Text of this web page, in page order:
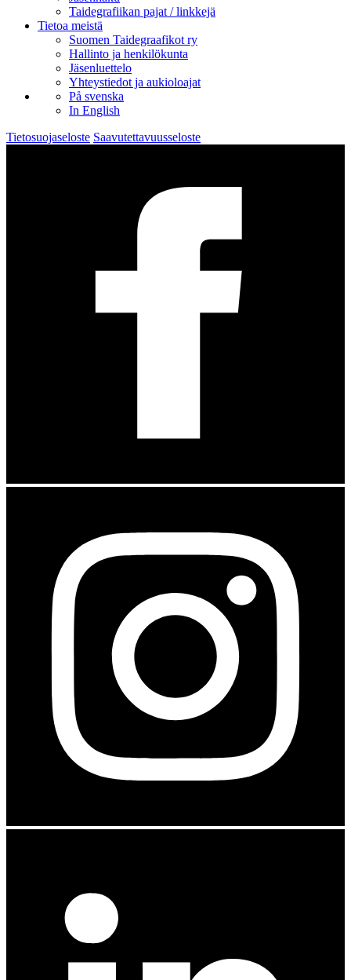
Taidegrafiikan pajat / linkkejä
Tietoa meistä
Suomen Taidegraafikot ry
Hallinto ja henkilökunta
Jäsenluettelo
Yhteystiedot ja aukioloajat
På svenska
In English
Tietosuojaseloste Saavutettavuusseloste